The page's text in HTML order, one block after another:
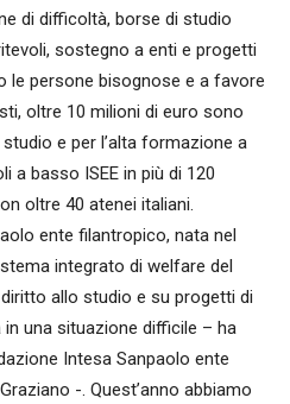
di difficoltà, borse di studio
sostegno a enti e progetti
le persone bisognose e a favore
oltre 10 milioni di euro sono
e per l’alta formazione a
a basso ISEE in più di 120
oltre 40 atenei italiani.
ente filantropico, nata nel
integrato di welfare del
allo studio e su progetti di
una situazione difficile – ha
Intesa Sanpaolo ente
-. Quest’anno abbiamo